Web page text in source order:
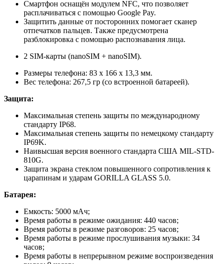
Смартфон оснащён модулем NFC, что позволяет
расплачиваться с помощью Google Pay.
Защитить данные от посторонних помогает сканер
отпечатков пальцев. Также предусмотрена
разблокировка с помощью распознавания лица.
2 SIM-карты (nanoSIM + nanoSIM).
Размеры телефона: 83 x 166 x 13,3 мм.
Вес телефона: 267,5 гр (со встроенной батареей).
Защита:
Максимальная степень защиты по международному
стандарту IP68.
Максимальная степень защиты по немецкому стандарту
IP69K.
Наивысшая версия военного стандарта США MIL-STD-
810G.
Защита экрана стеклом повышенного сопротивления к
царапинам и ударам GORILLA GLASS 5.0.
Батарея:
Емкость: 5000 мАч;
Время работы в режиме ожидания: 440 часов;
Время работы в режиме разговоров: 25 часов;
Время работы в режиме прослушивания музыки: 34
часов;
Время работы в непрерывном режиме воспроизведения